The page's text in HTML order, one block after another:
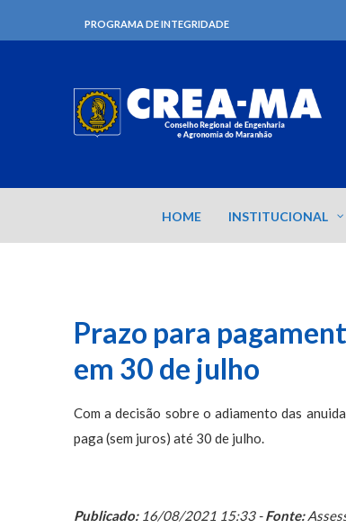
PROGRAMA DE INTEGRIDADE
HOME INSTITUCIONAL
Prazo para
em 30 de julho
Com a decisão sobre o adiamento das
paga (sem juros) até 30 de julho.
Publicado:16/08/2021 15:33 -Fonte: